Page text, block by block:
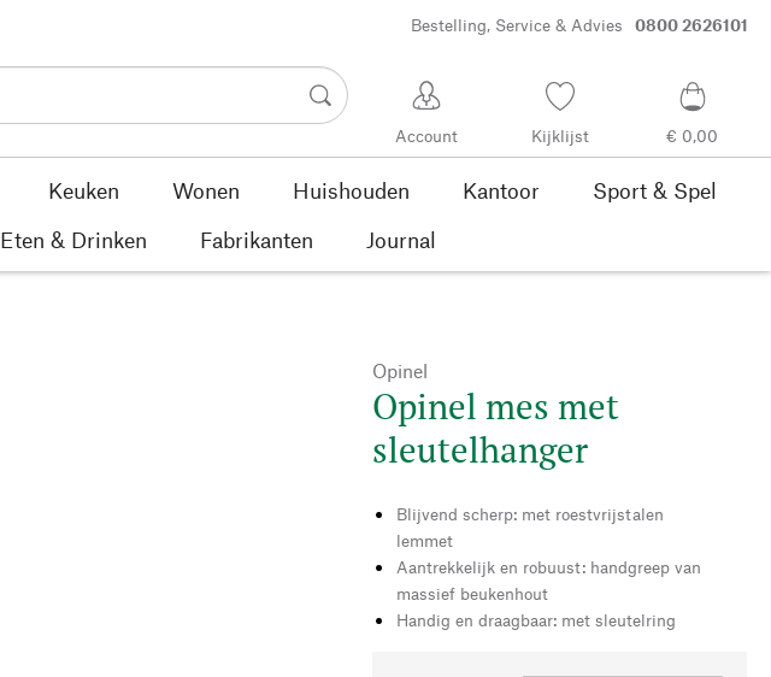
Bestelling, Service & Advies 0800 2626101
Account Kijklijst € 0,00
Keuken Wonen Huishouden Kantoor
Sport & Spel
Eten & Drinken Fabrikanten Journal
Opinel
Opinel mes met
sleutelhanger
Blijvend scherp: met roestvrijstalen
lemmet
Aantrekkelijk en robuust: handgreep van
massief beukenhout
Handig en draagbaar: met sleutelring